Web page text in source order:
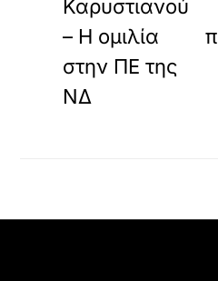
Καρυστιανού
– Η ομιλία
στην ΠΕ της
ΝΔ